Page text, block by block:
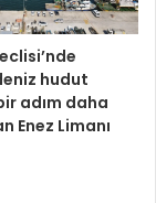
hudut
adım daha
Enez Limanı